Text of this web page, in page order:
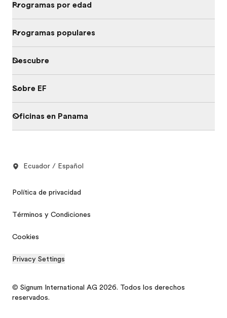
Programas por edad
Programas populares
Descubre
Sobre EF
Oficinas en Panama
Ecuador / Español
Política de privacidad
Términos y Condiciones
Cookies
Privacy Settings
© Signum International AG 2026. Todos los derechos
reservados.